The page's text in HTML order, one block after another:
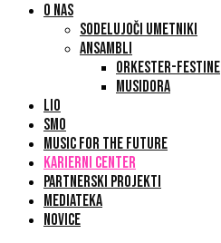
O NAS
SODELUJOČI UMETNIKI
ANSAMBLI
ORKESTER-FESTINE
MUSIDORA
LIO
SMO
MUSIC FOR THE FUTURE
KARIERNI CENTER
PARTNERSKI PROJEKTI
MEDIATEKA
NOVICE